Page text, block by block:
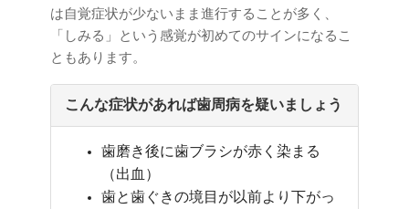
は自覚症状が少ないまま進行することが多く、
「しみる」という感覚が初めてのサインになるこ
ともあります。
こんな症状があれば歯周病を疑いましょう
歯磨き後に歯ブラシが赤く染まる
（出血）
歯と歯ぐきの境目が以前より下がっ